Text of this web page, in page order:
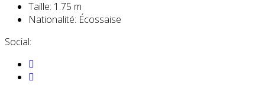
Taille: 1.75 m
Nationalité: Écossaise
Social: